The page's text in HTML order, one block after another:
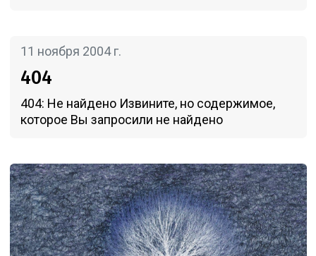
11 ноября 2004 г.
404
404: Не найдено Извините, но содержимое,
которое Вы запросили не найдено